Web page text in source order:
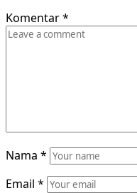
Komentar*
Nama *
Email *